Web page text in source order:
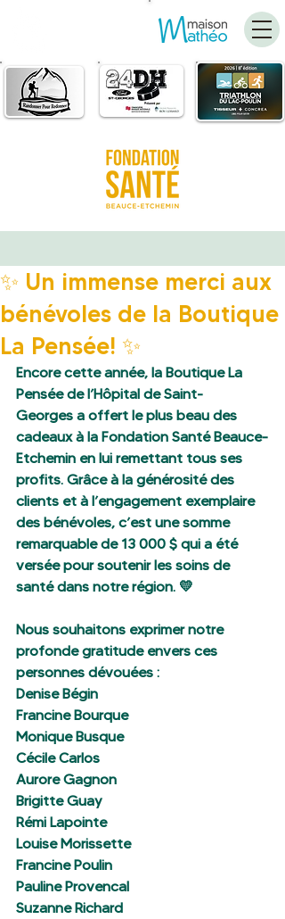
✨ Un immense merci aux
bénévoles de la Boutique
La Pensée! ✨
Encore cette année, la Boutique La
Pensée de l’Hôpital de Saint-
Georges a offert le plus beau des
cadeaux à la Fondation Santé Beauce-
Etchemin en lui remettant tous ses
profits. Grâce à la générosité des
clients et à l’engagement exemplaire
des bénévoles, c’est une somme
remarquable de 13 000 $ qui a été
versée pour soutenir les soins de
santé dans notre région. 💛
Nous souhaitons exprimer notre
profonde gratitude envers ces
personnes dévouées :
Denise Bégin
Francine Bourque
Monique Busque
Cécile Carlos
Aurore Gagnon
Brigitte Guay
Rémi Lapointe
Louise Morissette
Francine Poulin
Pauline Provencal
Suzanne Richard